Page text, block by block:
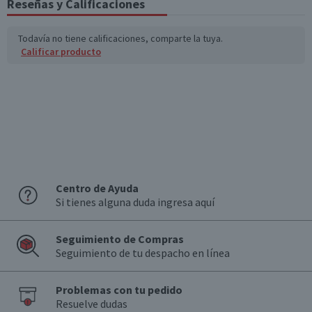
*Ingesta de referencia de un adulto promedio (8400 kj / 2000 kcal)
Reseñas y Calificaciones
Todavía no tiene calificaciones, comparte la tuya.
Calificar producto
Centro de Ayuda
Si tienes alguna duda ingresa aquí
Seguimiento de Compras
Seguimiento de tu despacho en línea
Problemas con tu pedido
Resuelve dudas